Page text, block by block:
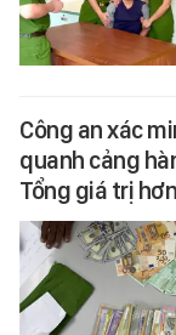
Công an xác
quanh cảng
Tổng giá trị